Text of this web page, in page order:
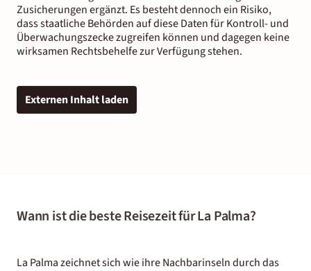
Zusicherungen ergänzt. Es besteht dennoch ein Risiko,
dass staatliche Behörden auf diese Daten für Kontroll- und
Überwachungszecke zugreifen können und dagegen keine
wirksamen Rechtsbehelfe zur Verfügung stehen.
Externen Inhalt laden
Wann ist die beste Reisezeit für La Palma?
La Palma zeichnet sich wie ihre Nachbarinseln durch das